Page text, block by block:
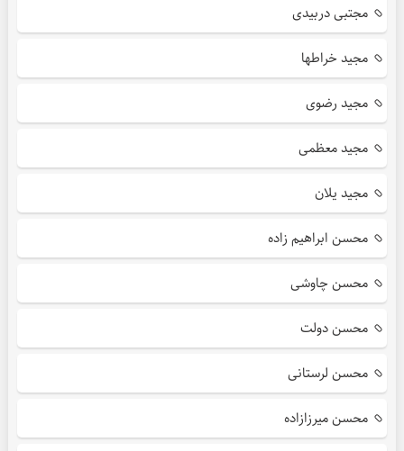
مجتبی دربیدی
مجید خراطها
مجید رضوی
مجید معظمی
مجید یلان
محسن ابراهیم زاده
محسن چاوشی
محسن دولت
محسن لرستانی
محسن میرزازاده